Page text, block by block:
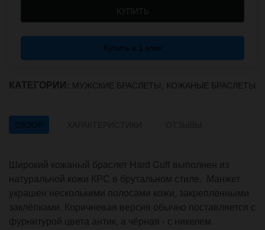
КУПИТЬ
Купить в 1 клик
КАТЕГОРИИ: МУЖСКИЕ БРАСЛЕТЫ, КОЖАНЫЕ БРАСЛЕТЫ
ОБЗОР
Широкий кожаный браслет Hard Cuff выполнен из
натуральной кожи КРС в брутальном стиле. Манжет
украшен несколькими полосами кожи, закрепленными
заклёпками. Коричневая версия обычно поставляется с
фурнитурой цвета антик, а чёрная - с никелем.